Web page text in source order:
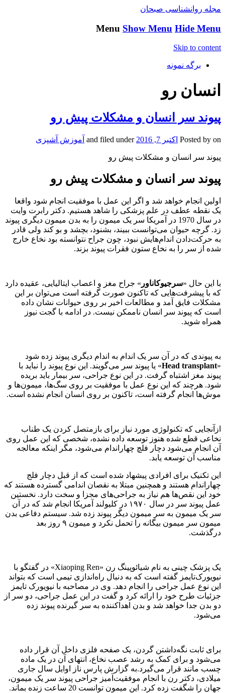
مجله روانشناسی صبحان
Menu Show Menu Hide Menu
Skip to content
برگه نمونه
انسان رو
پیوند سر انسان و مشکلات پیش رو
Posted by on اکتبر 7, 2016 and filed under آموزش آشپزی
پیوند سر انسان و مشکلات پیش رو
پیوند سر انسان و مشکلات پیش رو
اولین انجام خواهد شد و اگر این عمل با موفقیت انجام شود واقعا
یک نقطه عطف در علم پزشکی را شاهد هستیم. دکتر رابرت وایت
در سال 1970 در آمریکا سر یک میمون را به بدن میمون دیگری پیوند
زد. گرچه حیوان می‌توانست ببیند، بشنود، بچشد و بو کند ولی قادر
به حرکت‌دادن اندام‌هایش نبود، چون جراح نتوانسته بود نخاع خارج
شده از سر را به نخاع ستون فقرات پیوند بزند.
با این حال «سرجیوکاناور » جراح مغز و اعصاب ایتالیایی، عقیده دارد
که با پیشرفت‌هایی که تاکنون صورت گرفته است می‌توان بر این
مشکلات فایق آمد و مطالعات اخیر بر روی حیوانات نشان داده
است که پیوند سر انسان ناممکن نیست. در ادامه با گجت نیوز
همراه شوید.
به پیوندی که در آن سر یک اندام به اندام دیگری پیوند زده شود
«
Head transplant» یا پیوند سر می‌گویند. این نوع پیوند را نباید با
پیوند مغز اشتباه گرفت. در این نوع جراحی، سر بیمار باید بریده
شود. هرچند که این نوع عمل با موفقیت بر روی سگ‌ها، میمون‌ها و
موش‌ها انجام گرفته است، تاکنون بر روی انسان انجام نشده است.
ازآنجایی که تکنولوژی مورد نیاز برای بازمتصل کردن یک طناب
نخاعی قطع شده هنوز توسعه داده نشده، شخصی که این عمل روی
آن انجام می‌شود دچار فلچ چهاراندام می‌شود، مگر اینکه معالجه
مناسب آن توسعه یابد.
این تکنیک برای افرادی پیشهاد شده است که از قبل دچار فلج
چهاراندام هستند و همچنین مبتلا به نقصان اندامی گسترده هستند که
خود این نقص‌ها هم نیاز به جراحی‌های مجزا و سخت دارد. نخستین
عمل پیوند سر در سال ۱۹۷۰ در کلیولند آمریکا انجام شد که در آن
سر یک میمون به سر میمون دیگر پیوند زده شد. سیستم دفاعی بدن
میمون سر میمون بیگانه را تحمل نکرد و میمون ۹ روز بعد
درگذشت.
یک پزشک چینی به نام شیائوپینگ رن «Xiaoping Ren» در گفتگو با
نیویورک‌تایمز گفته است که به دنبال راه‌اندازی تیمی است که بتواند
این نوع عمل جراحی را انجام دهد. وی در مصاحبه با نیویورک تایمز
جزئیات طرح خود را ارائه کرد و گفت در این عمل جراحی، دو سر از
دو بدن جدا خواهد شد و بدن اهداکننده به سر گیرنده پیوند زده
می‌شود.
برای ثابت نگه‌داشتن گردن، یک صفحه فلزی داخل آن قرار داده
می‌شود و برای کمک به رشد عصب نخاع، انتهای آن در یک ماده
چسب مانند قرار می‌گیرد.به گزارش پارس ناز اوایل سال جاری
میلادی، دکتر رن با انجام موفقیت‌آمیز جراحی پیوند سر یک میمون،
جهان را شگفت زده کرد. این میمون توانست 20 ساعت زنده بماند.